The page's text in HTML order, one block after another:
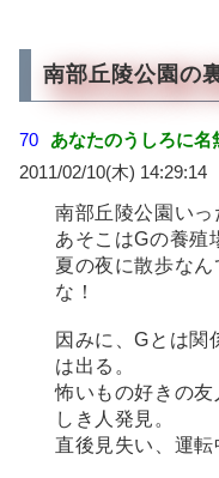
南部丘陵公園の
70
あなたのうしろに名
2011/02/10(木) 14:29:14
南部丘陵公園いっ
あそこはGの養殖
夏の夜に散歩な
な！
因みに、Gとは関
は出る。
怖いもの好きの
しき人発見。
直後見失い、運転